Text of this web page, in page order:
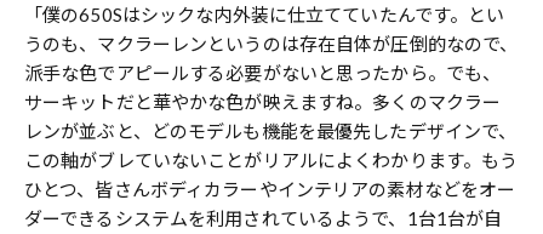
「僕の650Sはシックな内外装に仕立てていたんです。とい
うのも、マクラーレンというのは存在自体が圧倒的なので、
派手な色でアピールする必要がないと思ったから。でも、
サーキットだと華やかな色が映えますね。多くのマクラー
レンが並ぶと、どのモデルも機能を最優先したデザインで、
この軸がブレていないことがリアルによくわかります。もう
ひとつ、皆さんボディカラーやインテリアの素材などをオー
ダーできるシステムを利用されているようで、1台1台が自